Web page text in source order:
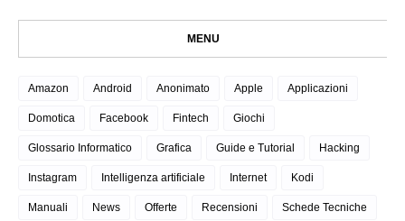
MENU
Amazon Android Anonimato Apple Applicazioni
Domotica Facebook Fintech Giochi
Glossario Informatico Grafica Guide e Tutorial Hacking
Instagram Intelligenza artificiale Internet Kodi
Manuali News Offerte Recensioni Schede Tecniche